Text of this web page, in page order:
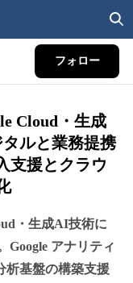
フォロー
Cloud・生成
ルと業務提携
支援とクラウ
・生成AI技術に
Google アナリティ
析基盤の構築支援